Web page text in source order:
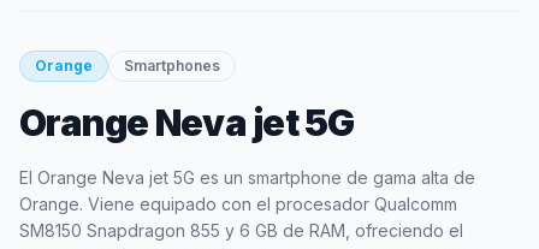
smartphone
ORANGE
Orange Smartphones
Orange Neva jet 5G
El Orange Neva jet 5G es un smartphone de gama alta de
Orange. Viene equipado con el procesador Qualcomm
SM8150 Snapdragon 855 y 6 GB de RAM, ofreciendo el